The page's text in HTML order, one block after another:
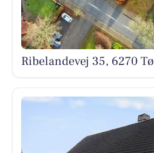
Ribelandevej 35, 6270